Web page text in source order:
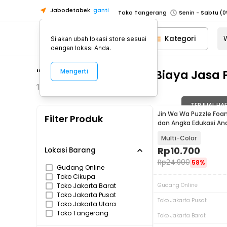
Jabodetabek ganti Toko Tangerang
Pick n Go Jakarta Barat
Senin -
Pick n Go Bekasi
Senin - Jumat
Pick n Go Depok
Senin - Jumat
Senin -
Toko Jakarta Utara
Toko Cikupa
Pick n Go Jakarta Barat
Senin -
Senin - Jumat
Senin - Jumat
Kategori
"WA 0859 3970 0884 Biaya
1
Filter Produk
Lokasi Barang
Gudang Online
Toko Cikupa
Toko Jakarta Barat
Toko Jakarta Pusat
Toko Jakarta Utara
Toko Tangerang
TERJUAL
Jin Wa Wa Puzzle
dan Angka Edukasi
Multi-Color
Rp10.700
Rp24.900 58%
Gudang Online
Toko Jakarta Pusat
Toko Jakarta Barat
Silakan ubah lokasi store sesuai
dengan lokasi Anda.
Mengerti